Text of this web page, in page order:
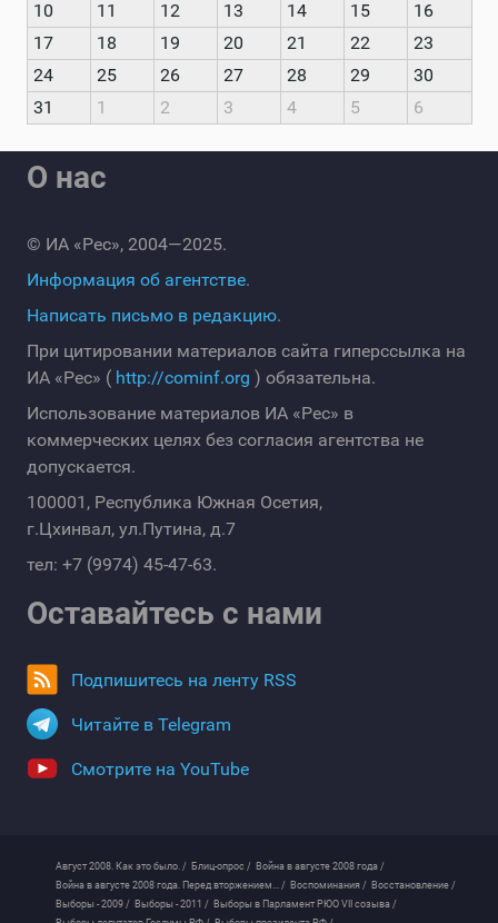
10
11 12 13 14 15
16
17
18 19 20 21 22
23
24
25 26 27 28 29
30
31
1 2 3 4 5 6
О нас
© ИА «Рес», 2004—2025.
Информация об агентстве.
Написать письмо в редакцию.
При цитировании материалов сайта гиперссылка на
ИА «Рес» ( http://cominf.org ) обязательна.
Использование материалов ИА «Рес» в
коммерческих целях без согласия агентства не
допускается.
100001, Республика Южная Осетия,
г.Цхинвал, ул.Путина, д.7
тел: +7 (9974) 45-47-63.
Оставайтесь с нами
Подпишитесь на ленту RSS
Читайте в Telegram
Смотрите на YouTube
Август 2008. Как это было. / Блиц-опрос / Война в августе 2008 года /
Война в августе 2008 года. Перед вторжением... / Воспоминания / Восстановление /
Выборы - 2009 / Выборы - 2011 / Выборы в Парламент РЮО VII созыва /